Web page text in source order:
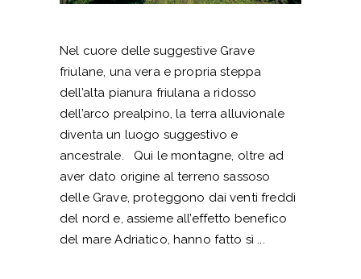
Nel cuore delle suggestive Grave
friulane, una vera e propria steppa
dell’alta pianura friulana a ridosso
dell’arco prealpino, la terra alluvionale
diventa un luogo suggestivo e
ancestrale. Qui le montagne, oltre ad
aver dato origine al terreno sassoso
delle Grave, proteggono dai venti freddi
del nord e, assieme all’effetto benefico
del mare Adriatico, hanno fatto sì